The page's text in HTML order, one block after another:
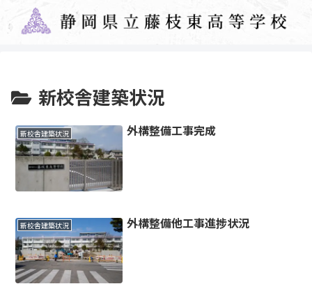
新校舎建築状況
新校舎建築状況 外構整備工事完成
新校舎建築状況 外構整備他工事進捗状況